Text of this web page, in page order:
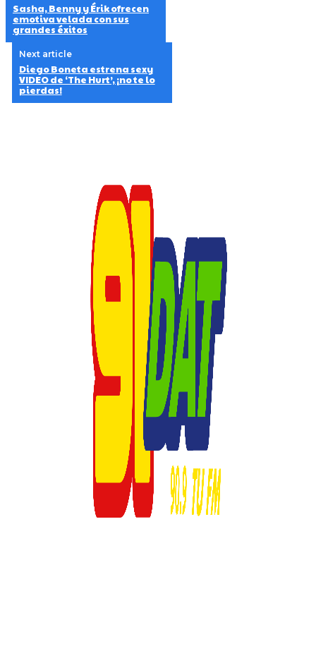
Sasha, Benny y Érik ofrecen
emotiva velada con sus
grandes éxitos
Next article
Diego Boneta estrena sexy
VIDEO de ‘The Hurt’, ¡no te lo
pierdas!